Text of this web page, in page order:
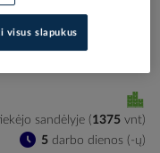
norėdami pamatyti kainas
5 darbo dienos (-ų)
sandėlyje ( 1375 vnt)
visus slapukus